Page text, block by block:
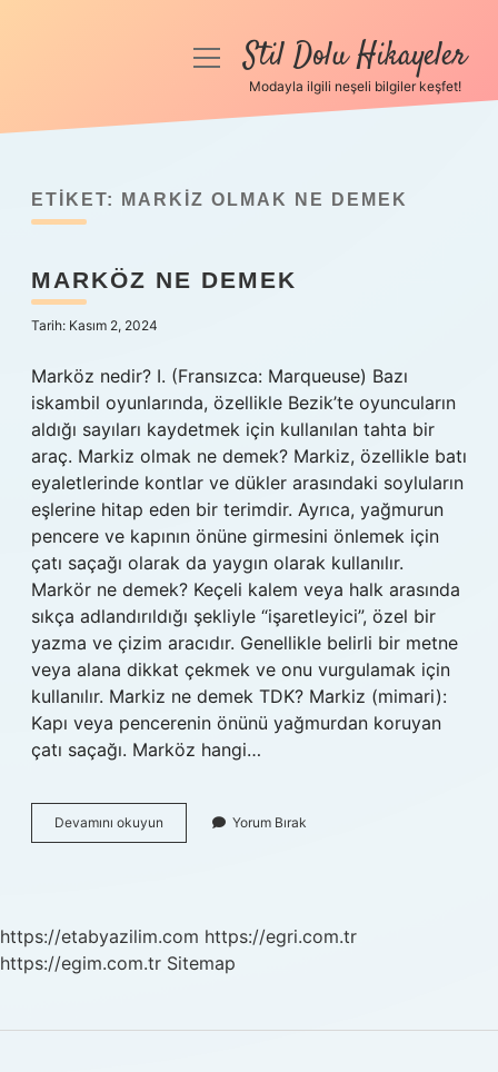
Anasayfa
Yasal Uyarı
Hakkımızda
menüyüStil Dolu Hikayeler
Modayla ilgili neşeli bilgiler keşfet!
ETIKET: MARKIZ OLMAK NE DEMEK
MARKÖZ NE DEMEK
Tarih: Kasım 2, 2024
Marköz nedir? I. (Fransızca: Marqueuse) Bazı
iskambil oyunlarında, özellikle Bezik’te oyuncuların
aldığı sayıları kaydetmek için kullanılan tahta bir
araç. Markiz olmak ne demek? Markiz, özellikle batı
eyaletlerinde kontlar ve dükler arasındaki soyluların
eşlerine hitap eden bir terimdir. Ayrıca, yağmurun
pencere ve kapının önüne girmesini önlemek için
çatı saçağı olarak da yaygın olarak kullanılır.
Markör ne demek? Keçeli kalem veya halk arasında
sıkça adlandırıldığı şekliyle “işaretleyici”, özel bir
yazma ve çizim aracıdır. Genellikle belirli bir metne
veya alana dikkat çekmek ve onu vurgulamak için
kullanılır. Markiz ne demek TDK? Markiz (mimari):
Kapı veya pencerenin önünü yağmurdan koruyan
çatı saçağı. Marköz hangi…
Devamını okuyun
Ne
Yorum Bırak
https://etabyazilim.com https://egri.com.tr
https://egim.com.tr Sitemap